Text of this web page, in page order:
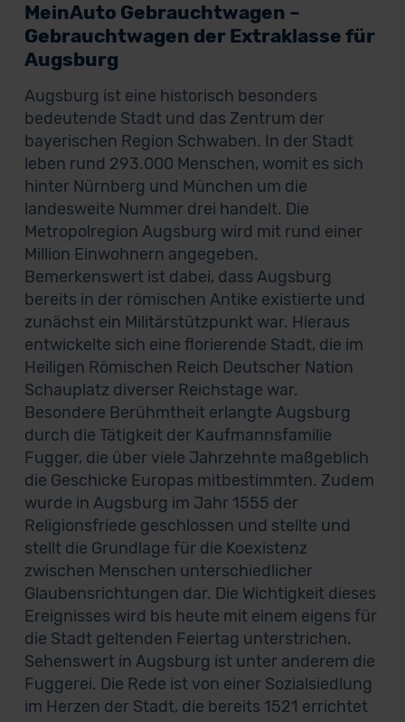
MeinAuto Gebrauchtwagen –
Gebrauchtwagen der Extraklasse für
Augsburg
Augsburg ist eine historisch besonders
bedeutende Stadt und das Zentrum der
bayerischen Region Schwaben. In der Stadt
leben rund 293.000 Menschen, womit es sich
hinter Nürnberg und München um die
landesweite Nummer drei handelt. Die
Metropolregion Augsburg wird mit rund einer
Million Einwohnern angegeben.
Bemerkenswert ist dabei, dass Augsburg
bereits in der römischen Antike existierte und
zunächst ein Militärstützpunkt war. Hieraus
entwickelte sich eine florierende Stadt, die im
Heiligen Römischen Reich Deutscher Nation
Schauplatz diverser Reichstage war.
Besondere Berühmtheit erlangte Augsburg
durch die Tätigkeit der Kaufmannsfamilie
Fugger, die über viele Jahrzehnte maßgeblich
die Geschicke Europas mitbestimmten. Zudem
wurde in Augsburg im Jahr 1555 der
Religionsfriede geschlossen und stellte und
stellt die Grundlage für die Koexistenz
zwischen Menschen unterschiedlicher
Glaubensrichtungen dar. Die Wichtigkeit dieses
Ereignisses wird bis heute mit einem eigens für
die Stadt geltenden Feiertag unterstrichen.
Sehenswert in Augsburg ist unter anderem die
Fuggerei. Die Rede ist von einer Sozialsiedlung
im Herzen der Stadt, die bereits 1521 errichtet